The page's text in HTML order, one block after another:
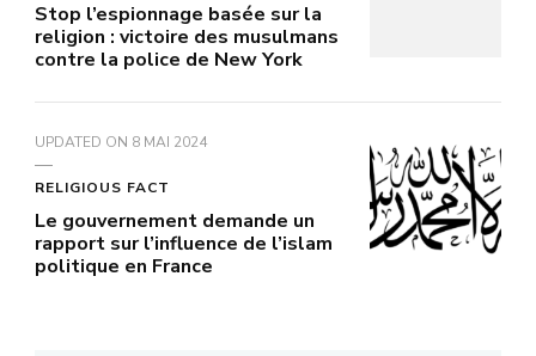
Stop l’espionnage basée sur la
religion : victoire des musulmans
contre la police de New York
UPDATED ON 8 MAI 2024
RELIGIOUS FACT
Le gouvernement demande un
rapport sur l’influence de l’islam
politique en France